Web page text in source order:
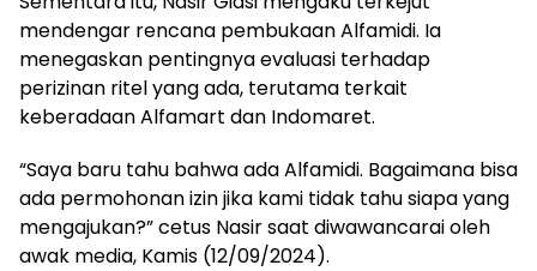
mendengar rencana pembukaan Alfamidi. Ia
menegaskan pentingnya evaluasi terhadap
perizinan ritel yang ada, terutama terkait
keberadaan Alfamart dan Indomaret.
“Saya baru tahu bahwa ada Alfamidi. Bagaimana bisa
ada permohonan izin jika kami tidak tahu siapa yang
mengajukan?” cetus Nasir saat diwawancarai oleh
awak media, Kamis (12/09/2024).